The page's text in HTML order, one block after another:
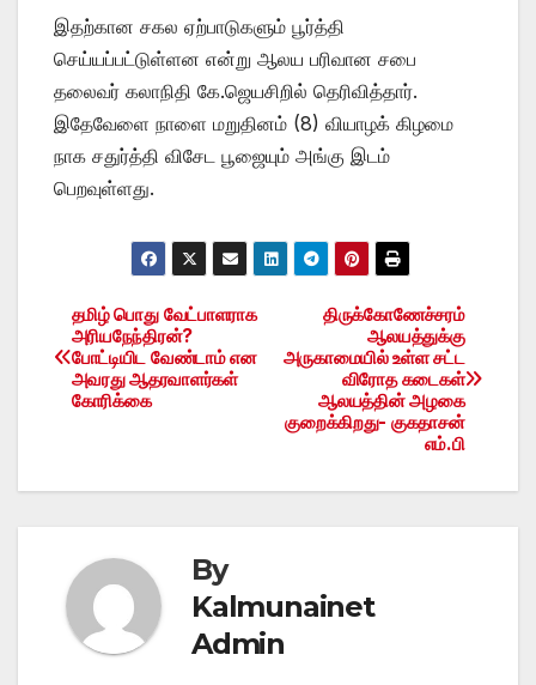
இதற்கான சகல ஏற்பாடுகளும் பூர்த்தி
செய்யப்பட்டுள்ளன என்று ஆலய பரிவான சபை
தலைவர் கலாநிதி கே.ஜெயசிறில் தெரிவித்தார்.
இதேவேளை நாளை மறுதினம் (8) வியாழக் கிழமை
நாக சதுர்த்தி விசேட பூஜையும் அங்கு இடம்
பெறவுள்ளது.
Post
navigation
திருக்கோணேச்சரம்
ஆலயத்துக்கு
அருகாமையில் உள்ள சட்ட
விரோத கடைகள்
ஆலயத்தின் அழகை
குறைக்கிறது- குகதாசன்
எம்.பி
தமிழ் பொது வேட்பாளராக
அரியநேந்திரன்?
போட்டியிட வேண்டாம் என
அவரது ஆதரவாளர்கள்
கோரிக்கை
By
Kalmunainet
Admin